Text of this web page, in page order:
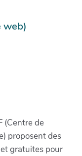
web)
(Centre de
proposent des
gratuites pour